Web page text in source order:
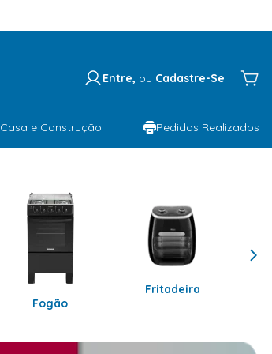
Entre, ou Cadastre-Se
Casa e Construção Pedidos Realizados
Fogão
Fritadeira